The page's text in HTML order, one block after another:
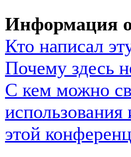
Информация
Кто написал
Почему здесь
С кем можно
этой